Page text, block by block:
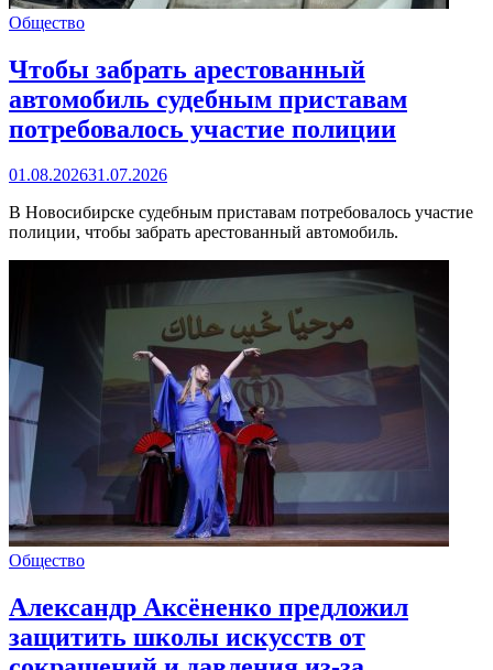
Общество
Чтобы забрать арестованный
автомобиль судебным приставам
потребовалось участие полиции
01.08.202631.07.2026
В Новосибирске судебным приставам потребовалось участие
полиции, чтобы забрать арестованный автомобиль.
Общество
Александр Аксёненко предложил
защитить школы искусств от